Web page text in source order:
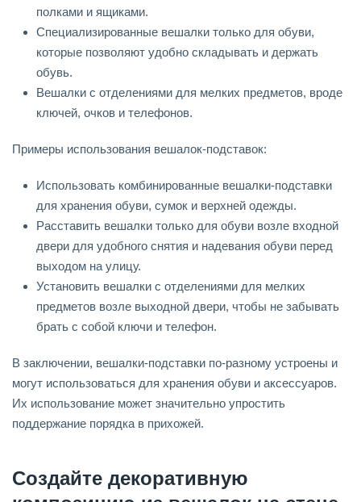
полками и ящиками.
Специализированные вешалки только для обуви,
которые позволяют удобно складывать и держать
обувь.
Вешалки с отделениями для мелких предметов, вроде
ключей, очков и телефонов.
Примеры использования вешалок-подставок:
Использовать комбинированные вешалки-подставки
для хранения обуви, сумок и верхней одежды.
Расставить вешалки только для обуви возле входной
двери для удобного снятия и надевания обуви перед
выходом на улицу.
Установить вешалки с отделениями для мелких
предметов возле выходной двери, чтобы не забывать
брать с собой ключи и телефон.
В заключении, вешалки-подставки по-разному устроены и
могут использоваться для хранения обуви и аксессуаров.
Их использование может значительно упростить
поддержание порядка в прихожей.
Создайте декоративную